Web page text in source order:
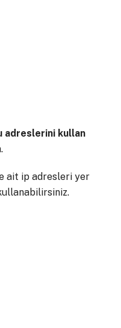
adreslerini kullan
ait ip adresleri yer